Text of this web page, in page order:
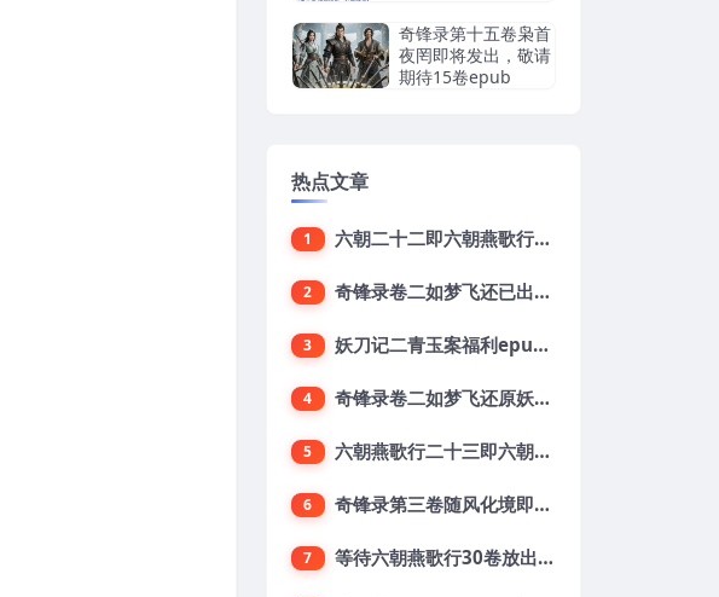
奇锋录第十五卷枭首
夜罔即将发出，敬请
期待15卷epub
热点文章
1 六朝二十二即六朝燕歌行22集已出敬请下载
2 奇锋录卷二如梦飞还已出epub下载地址
3 妖刀记二青玉案福利epub，鱼龙舞16终结版txt下载
4 奇锋录卷二如梦飞还原妖刀2第二卷目录及梗概
5 六朝燕歌行二十三即六朝23集开始预定了
6 奇锋录第三卷随风化境即妖刀贰卷三开放下载
7 等待六朝燕歌行30卷放出上集之第六章阖家献祝